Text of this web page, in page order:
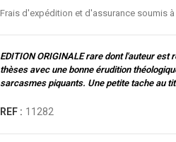
Frais d'expédition et d'assurance soumis
EDITION ORIGINALE rare dont l'auteur est
thèses avec une bonne érudition
sarcasmes piquants. Une petite tache au
REF : 11282